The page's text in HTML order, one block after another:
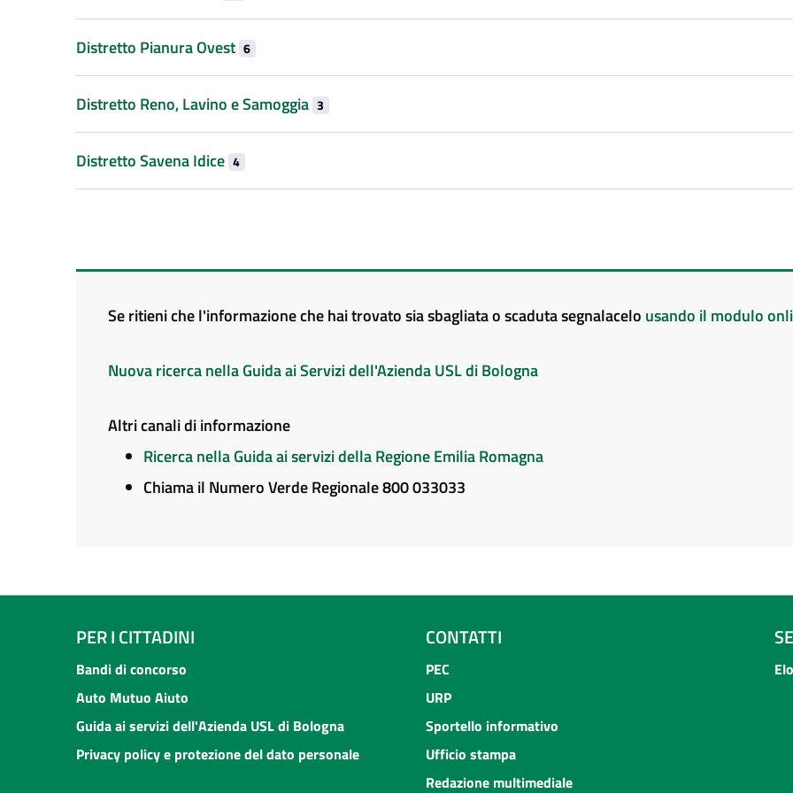
Distretto Pianura Ovest 6
Distretto Reno, Lavino e Samoggia 3
Distretto Savena Idice 4
Se ritieni che l'informazione che hai trovato sia sbagliata o scaduta segnalacelo usando il modulo
Nuova ricerca nella Guida ai Servizi dell'Azienda USL di Bologna
Altri canali di informazione
Ricerca nella Guida ai servizi della Regione Emilia Romagna
Chiama il Numero Verde Regionale 800 033033
PER I CITTADINI
Bandi di concorso
Auto Mutuo Aiuto
Guida ai servizi dell'Azienda USL di Bologna
Privacy policy e protezione del dato personale
CONTATTI
PEC
URP
Sportello informativo
Ufficio stampa
Redazione multimediale